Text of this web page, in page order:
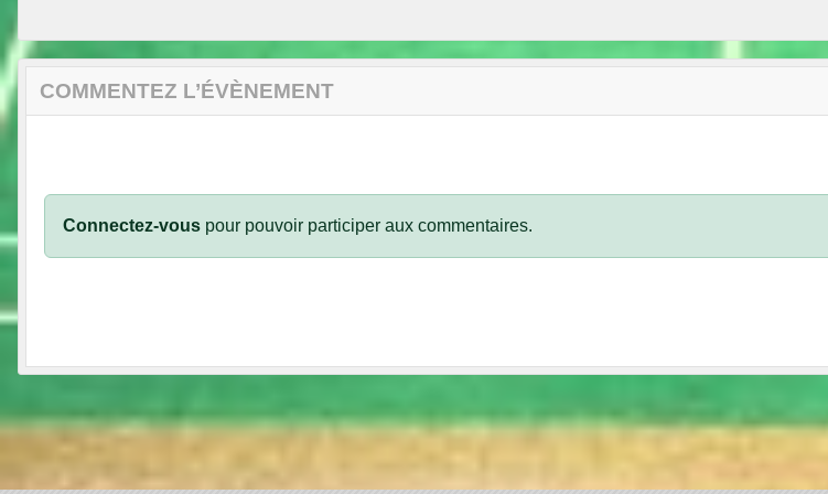
COMMENTEZ L’ÉVÈNEMENT
Connectez-vous pour pouvoir participer aux commentaires.